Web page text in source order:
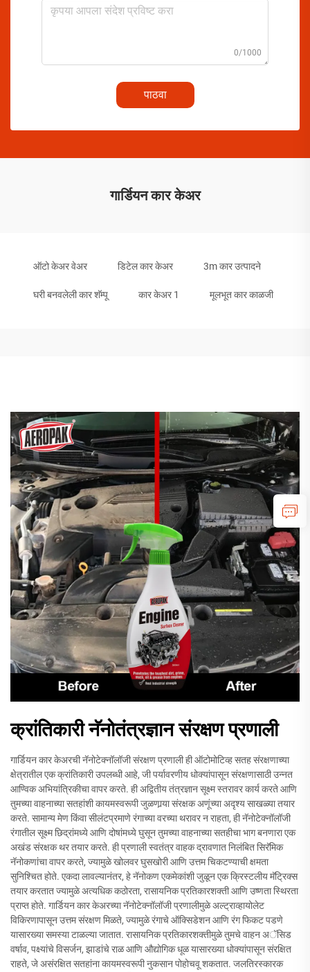
0/1000
पाठवा
गार्डियन कार केअर
ऑटो केअर वेअर डिटेल कार केअर 3m कार उत्पादने
घरी बनवलेली कार शॅम्पू कार केअर 1 मूलभूत कार काळजी
क्रांतिकारी नॅनोतंत्रज्ञान संरक्षण प्रणाली
गार्डियन कार केअरची नॅनोटेक्नॉलॉजी संरक्षण प्रणाली ही ऑटोमोटिव्ह सतह संरक्षणाच्या
क्षेत्रातील एक क्रांतिकारी उपलब्धी आहे, जी पर्यावरणीय धोक्यांपासून संरक्षणासाठी उन्नत
आण्विक अभियांत्रिकीचा वापर करते. ही अद्वितीय तंत्रज्ञान सूक्ष्म स्तरावर कार्य करते आणि
तुमच्या वाहनाच्या सतहांशी कायमस्वरूपी जुळणार्‍या संरक्षक अणूंच्या अदृश्य साखळ्या तयार
करते. सामान्य मेण किंवा सीलंटप्रमाणे रंगाच्या वरच्या थरावर न राहता, ही नॅनोटेक्नॉलॉजी
रंगातील सूक्ष्म छिद्रांमध्ये आणि दोषांमध्ये घुसून तुमच्या वाहनाच्या सतहीचा भाग बनणारा एक
अखंड संरक्षक थर तयार करते. ही प्रणाली स्वतंत्र वाहक द्रावणात निलंबित सिरॅमिक
नॅनोकणांचा वापर करते, ज्यामुळे खोलवर घुसखोरी आणि उत्तम चिकटण्याची क्षमता
सुनिश्चित होते. एकदा लावल्यानंतर, हे नॅनोकण एकमेकांशी जुळून एक क्रिस्टलीय मॅट्रिक्स
तयार करतात ज्यामुळे अत्यधिक कठोरता, रासायनिक प्रतिकारशक्ती आणि उष्णता स्थिरता
प्राप्त होते. गार्डियन कार केअरच्या नॅनोटेक्नॉलॉजी प्रणालीमुळे अल्ट्राव्हायोलेट
विकिरणापासून उत्तम संरक्षण मिळते, ज्यामुळे रंगाचे ऑक्सिडेशन आणि रंग फिकट पडणे
यासारख्या समस्या टाळल्या जातात. रासायनिक प्रतिकारशक्तीमुळे तुमचे वाहन अॅसिड
वर्षाव, पक्ष्यांचे विसर्जन, झाडांचे राळ आणि औद्योगिक धूळ यासारख्या धोक्यांपासून संरक्षित
राहते, जे असंरक्षित सतहांना कायमस्वरूपी नुकसान पोहोचवू शकतात. जलतिरस्कारक